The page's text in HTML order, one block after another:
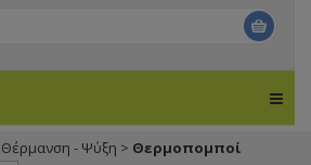
Θέρμανση - Ψύξη > Θερμοπομποί